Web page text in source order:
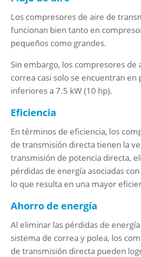
Los compresores de aire de
funcionan bien tanto en
pequeños como grandes.
Sin embargo, los compresores de
correa casi solo se encuentran en
inferiores a 7.5 kW (10 hp).
Eficiencia
En términos de eficiencia, los
de transmisión directa tienen la
transmisión de potencia directa,
pérdidas de energía asociadas
lo que resulta en una mayor
Ahorro de energía
Al eliminar las pérdidas de
sistema de correa y polea, los
de transmisión directa pueden